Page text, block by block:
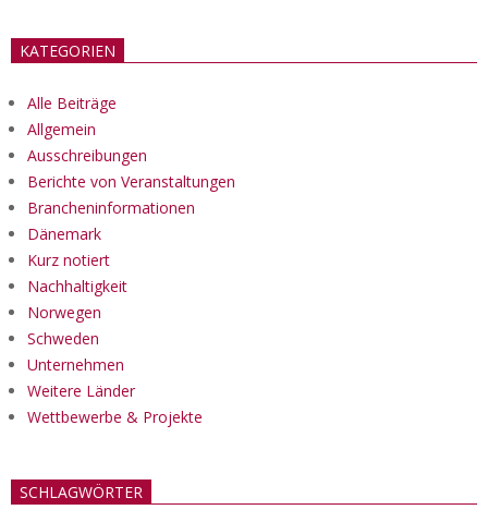
KATEGORIEN
Alle Beiträge
Allgemein
Ausschreibungen
Berichte von Veranstaltungen
Brancheninformationen
Dänemark
Kurz notiert
Nachhaltigkeit
Norwegen
Schweden
Unternehmen
Weitere Länder
Wettbewerbe & Projekte
SCHLAGWÖRTER